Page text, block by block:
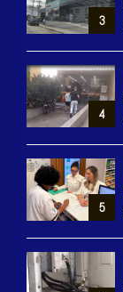
3
4
5